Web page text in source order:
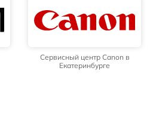
Сервисный центр Canon в
Екатеринбурге